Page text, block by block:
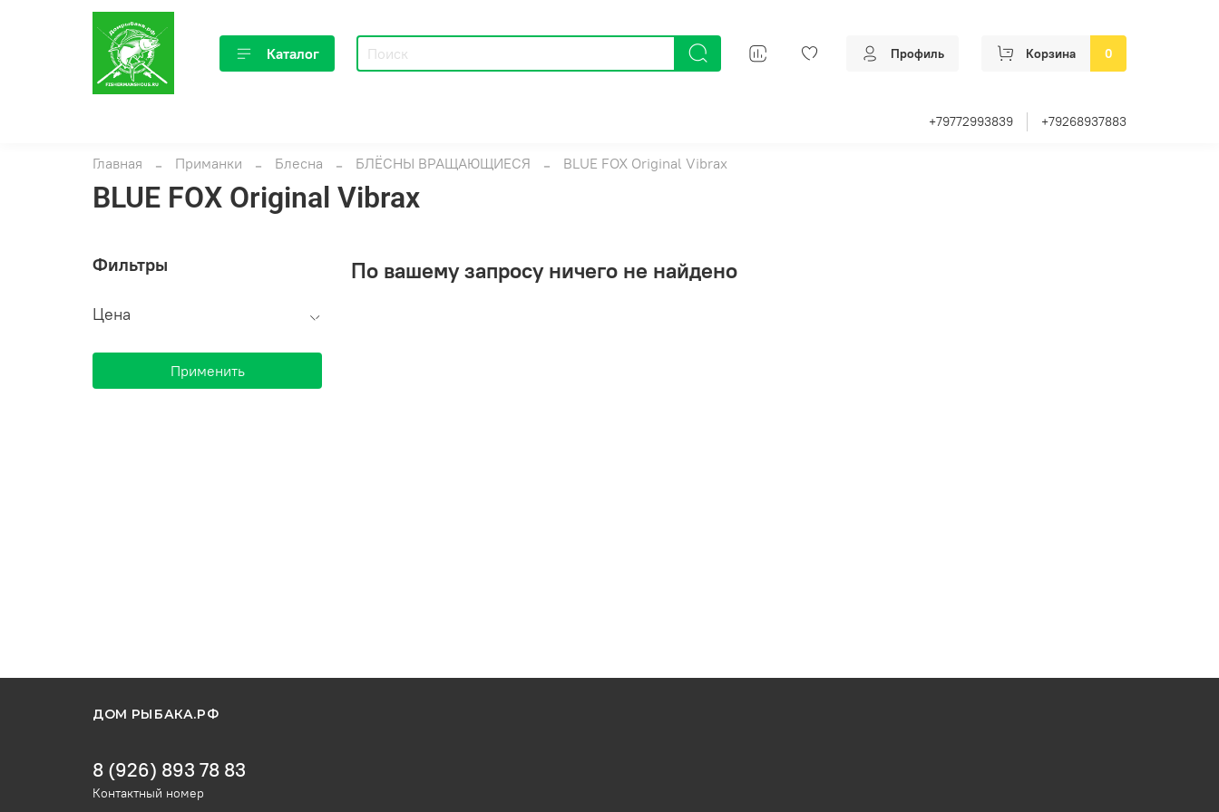
Каталог Профиль Корзина 0
+79772993839 +79268937883
Главная Приманки Блесна БЛЁСНЫ ВРАЩАЮЩИЕСЯ BLUE FOX Original Vibrax
BLUE FOX Original Vibrax
По вашему запросу ничего не найдено
Фильтры
Цена
Применить
ДОМ РЫБАКА.РФ
8 (926) 893 78 83
Контактный номер